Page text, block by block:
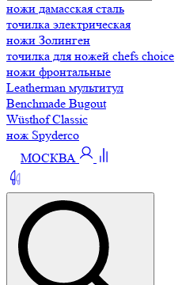
ножи дамасская сталь
точилка электрическая
ножи Золинген
точилка для ножей chefs choice
ножи фронтальные
Leatherman мультитул
Benchmade Bugout
Wüsthof Classic
нож Spyderco
МОСКВА